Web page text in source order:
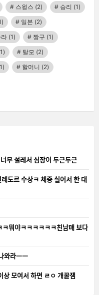
스윙스 (2) 승리 (1)
일본 (2)
(1) 짱구 (1)
탈모 (2)
할머니 (2)
설레서 심장이 두근두근
수상ㅋ 체중 실어서 한 대
ㅋㅋ뭐야ㅋㅋㅋㅋㅋㅋ친남매 보다
나와라ㅡㅡ
모여서 하면 ㄹㅇ 개꿀잼